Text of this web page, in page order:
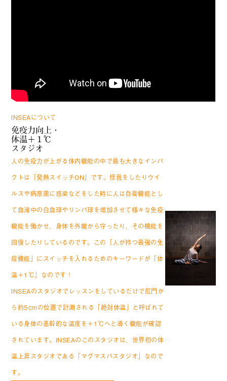
INSEAについて
免疫力向 上 ・
体温＋ １℃
ス タ ジオ
人の免疫力が上がる体内機能の中で最も大きなインパ
クトは「発熱スイッチON」です。怪我をしたりウイ
ルスや病原菌に感染などをした時に人は自衛機能とし
て血液中の白血球やリンパ球を増加させて様々な免疫
機能を働かせ、身体を外敵から守ったり、その機能を
回復したりしているのです。 この「人が持つ最強の免
疫機能」にスイッチを入れるためのキーワードが「体
温＋1℃」なのです！
INSEAのスタジオでレッスンをしているだけで肛門か
ら約5cmの位置で計測される「絶対体温」と呼ばれて
いる身体の基幹的な温度を＋1℃へと導く機能が確認
されています。 INSEAのこのスタジオは、世界初の体
温上昇スタジオである「マグマスパスタジオ」なので
す。